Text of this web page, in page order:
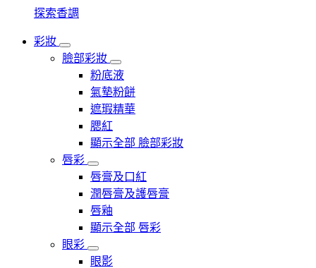
探索香調
彩妝
臉部彩妝
粉底液
氣墊粉餅
遮瑕精華
腮紅
顯示全部 臉部彩妝
唇彩
唇膏及口紅
潤唇膏及護唇膏
唇釉
顯示全部 唇彩
眼彩
眼影